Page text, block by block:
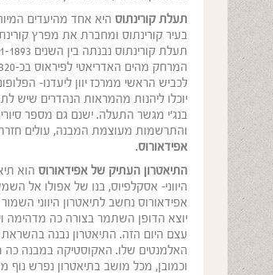
תעלת קורינתוס היא אחד מהיעדים
לכביש הראשי ממרכז יוון ליעדנו-
יוכלו ליהנות מהמראות הנהדרים שיש
בנג'י מגשר התעלה. ישנם גם מספר
והתרשמות מעוצמת המבנה, עולים
אפידאורוס.
התיאטרון העתיק של אפידאורוס הוא
היווני- אסקלפיוס, בנו של אפולו אל
יוצא הדופן השתמר בצורה כה מדהימה
עצם היום הזה. התיאטרון נבנה
האלמנטים שלו. האקוסטיקה במבנה כה
וכמובן, מכל מושב בתיאטרון נפרש נוף